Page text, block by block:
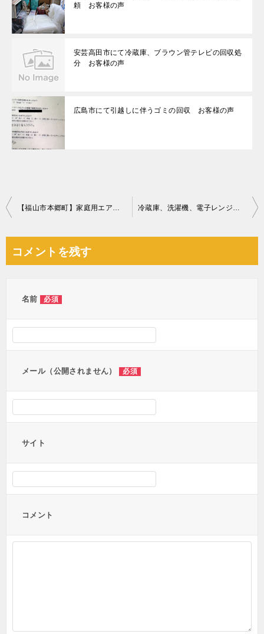
頼 お客様の声
安芸高田市にて冷蔵庫、ブラウン管テレビの回収処
分 お客様の声
広島市にて引越しに伴うゴミの回収 お客様の声
投
ビ
【福山市本郷町】家庭用エアコン、食器棚、テレビ台等の回収・処分 冷蔵庫、洗濯機、電子レンジ等の回収・処分ご依頼 お客様の声
コメントを残す
名前 必須
メール（公開されません） 必須
サイト
コメント